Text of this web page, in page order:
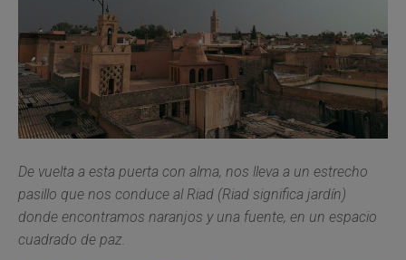
De vuelta a esta puerta con alma, nos lleva a un estrecho
pasillo que nos conduce al Riad (Riad significa jardín)
donde encontramos naranjos y una fuente, en un espacio
cuadrado de paz.